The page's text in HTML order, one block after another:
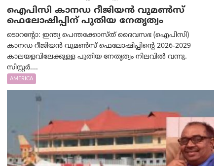
ഐപിസി കാനഡ റീജിയൻ വുമൺസ്
ഫെലോഷിപ്പിന് പുതിയ നേതൃത്വം
ടൊറന്റോ: ഇന്ത്യ പെന്തക്കോസ്ത് ദൈവസഭ (ഐപിസി)
കാനഡ റീജിയൻ വുമൺസ് ഫെലോഷിപ്പിന്റെ 2026-2029
കാലയളവിലേക്കുള്ള പുതിയ നേതൃത്വം നിലവിൽ വന്നു.
സിസ്റ്റർ....
AMERICA